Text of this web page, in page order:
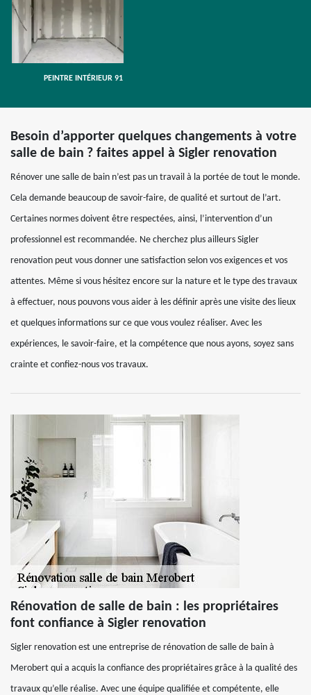
PEINTRE INTÉRIEUR 91
Besoin d’apporter quelques changements à votre
salle de bain ? faites appel à Sigler renovation
Rénover une salle de bain n’est pas un travail à la portée de tout le monde.
Cela demande beaucoup de savoir-faire, de qualité et surtout de l’art.
Certaines normes doivent être respectées, ainsi, l’intervention d’un
professionnel est recommandée. Ne cherchez plus ailleurs Sigler
renovation peut vous donner une satisfaction selon vos exigences et vos
attentes. Même si vous hésitez encore sur la nature et le type des travaux
à effectuer, nous pouvons vous aider à les définir après une visite des lieux
et quelques informations sur ce que vous voulez réaliser. Avec les
expériences, le savoir-faire, et la compétence que nous ayons, soyez sans
crainte et confiez-nous vos travaux.
Rénovation de salle de bain : les propriétaires
font confiance à Sigler renovation
Sigler renovation est une entreprise de rénovation de salle de bain à
Merobert qui a acquis la confiance des propriétaires grâce à la qualité des
travaux qu’elle réalise. Avec une équipe qualifiée et compétente, elle